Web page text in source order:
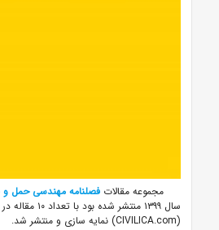
مجموعه مقالات فصلنامه مهندسی حمل و نقل،
سال ۱۳۹۹ منتشر شده
(CIVILICA.com) نمایه سازی و منتشر شد.